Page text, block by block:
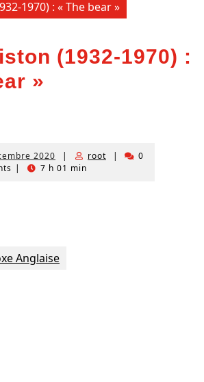
1970) : « The bear »
(1932-1970) :
»
2020 | root |
0
| 7 h 01 min
Anglaise